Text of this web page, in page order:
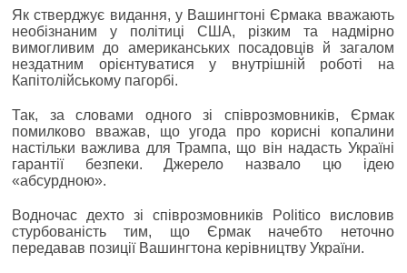
Як стверджує видання, у Вашингтоні Єрмака вважають
необізнаним у політиці США, різким та надмірно
вимогливим до американських посадовців й загалом
нездатним орієнтуватися у внутрішній роботі на
Капітолійському пагорбі.
Так, за словами одного зі співрозмовників, Єрмак
помилково вважав, що угода про корисні копалини
настільки важлива для Трампа, що він надасть Україні
гарантії безпеки. Джерело назвало цю ідею
«абсурдною».
Водночас дехто зі співрозмовників Politico висловив
стурбованість тим, що Єрмак начебто неточно
передавав позиції Вашингтона керівництву України.